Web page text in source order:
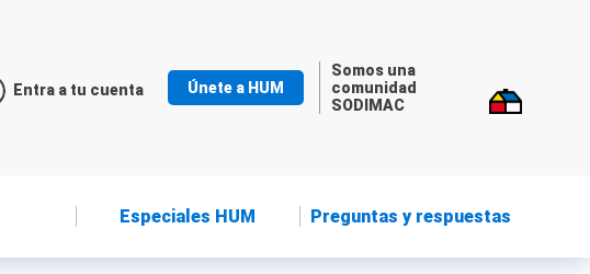
Entra a tu cuenta Únete a HUM
Somos una
comunidad
SODIMAC
Especiales HUM Preguntas y respuestas